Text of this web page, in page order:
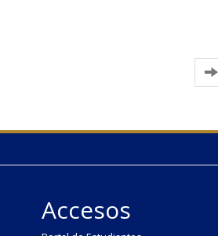
Accesos